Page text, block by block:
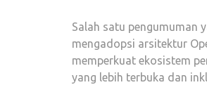
Salah satu pengumuman
mengadopsi arsitektur
memperkuat ekosistem
yang lebih terbuka dan